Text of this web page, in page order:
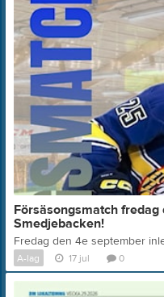
Försäsongsmatch
Smedjebacken!
A-lag 17 jul 0